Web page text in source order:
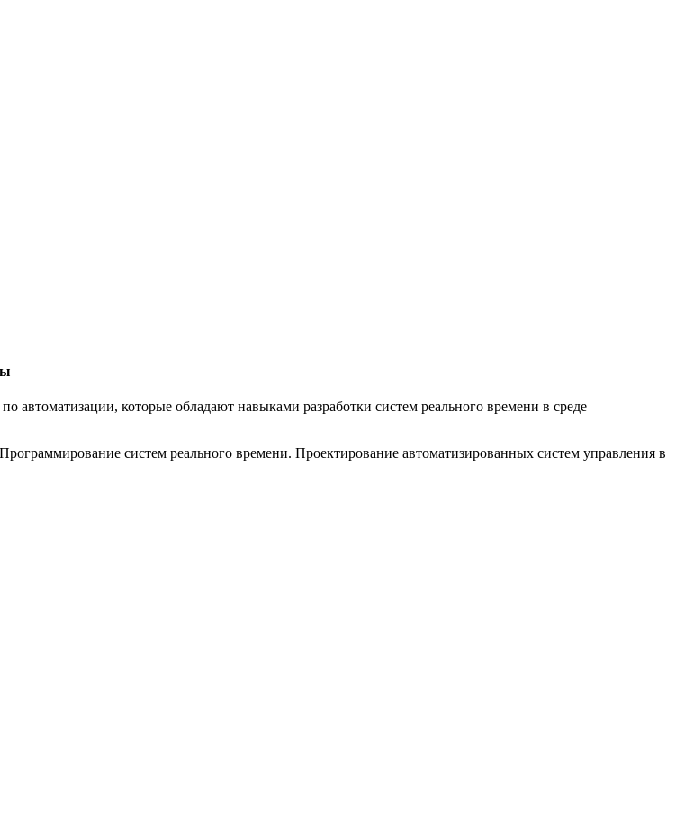
автоматизации, которые обладают навыками разработки систем реального времени в среде
систем реального времени. Проектирование автоматизированных систем управления в